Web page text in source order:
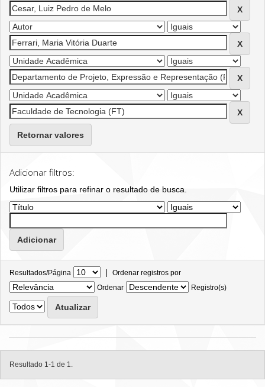
Retornar valores
Adicionar filtros:
Utilizar filtros para refinar o resultado de busca.
Resultados/Página | Ordenar registros por
Ordenar
Registro(s)
Resultado 1-1 de 1.